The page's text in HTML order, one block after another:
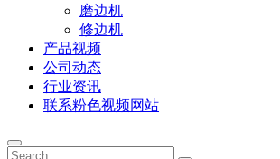
磨边机
修边机
产品视频
公司动态
行业资讯
联系粉色视频网站